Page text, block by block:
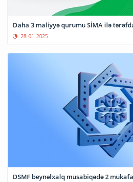
Daha 3 maliyyə qurumu SİMA ilə
28-01-2025
DSMF beynəlxalq müsabiqədə 2